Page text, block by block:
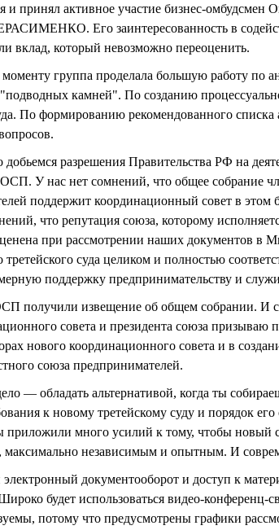
и принял активное участие бизнес-омбудсмен
Его заинтересованность в
вклад, который невозможно переоценить.
группа проделала большую работу по
камней". По созданию
По формированию рекомендованного
разрешения Правительства РФ на
У нас нет сомнений, что общее собрание
поддержит координационный совет в этом
что репутация союза, которому
при рассмотрении наших документов в
третейского суда целиком и полностью
поддержку предпринимательству и
получили извещение об общем собрании. И
совета и президента союза призываю
нового координационного совета и в
союза предпринимателей.
— обладать альтернативой, когда ты
к новому третейскому суду и порядок его
приложили много усилий к тому, чтобы новый
максимально независимым и опытным. И
документооборот и доступ к
будет использоваться видео-конференц-
потому что предусмотрены графики